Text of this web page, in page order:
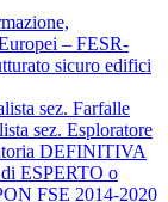
– FESR-
sicuro edifici
sez. Farfalle
sez. Esploratore
DEFINITIVA
ESPERTO o
FSE 2014-2020